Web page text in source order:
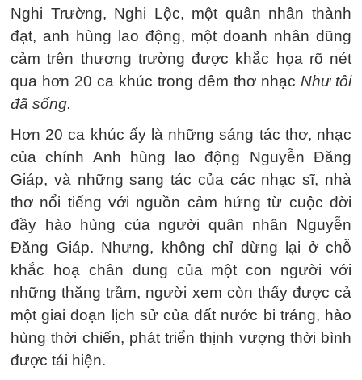
Nghi Trường, Nghi Lộc, một quân nhân thành
đạt, anh hùng lao động, một doanh nhân dũng
cảm trên thương trường được khắc họa rõ nét
qua hơn 20 ca khúc trong đêm thơ nhạc Như tôi
đã sống.
Hơn 20 ca khúc ấy là những sáng tác thơ, nhạc
của chính Anh hùng lao động Nguyễn Đăng
Giáp, và những sang tác của các nhạc sĩ, nhà
thơ nổi tiếng với nguồn cảm hứng từ cuộc đời
đầy hào hùng của người quân nhân Nguyễn
Đăng Giáp. Nhưng, không chỉ dừng lại ở chỗ
khắc hoạ chân dung của một con người với
những thăng trầm, người xem còn thấy được cả
một giai đoạn lịch sử của đất nước bi tráng, hào
hùng thời chiến, phát triển thịnh vượng thời bình
được tái hiện.